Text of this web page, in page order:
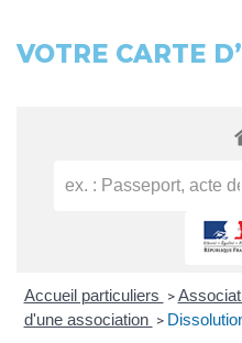
VOTRE CARTE
Accueil particuliers >
d'une association >